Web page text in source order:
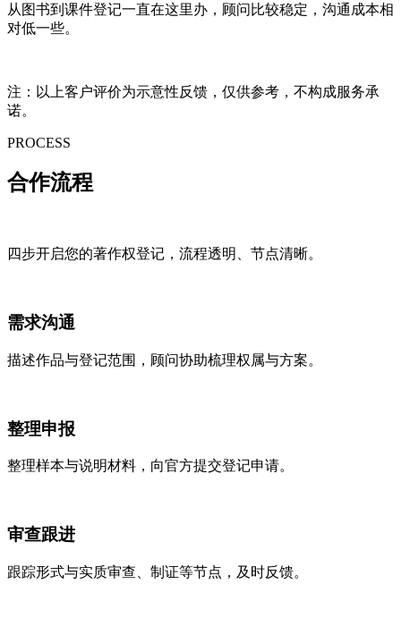
从图书到课件登记一直在这里办，顾问比较稳定，沟通成本相
对低一些。
注：以上客户评价为示意性反馈，仅供参考，不构成服务承
诺。
PROCESS
合作流程
四步开启您的著作权登记，流程透明、节点清晰。
需求沟通
描述作品与登记范围，顾问协助梳理权属与方案。
整理申报
整理样本与说明材料，向官方提交登记申请。
审查跟进
跟踪形式与实质审查、制证等节点，及时反馈。